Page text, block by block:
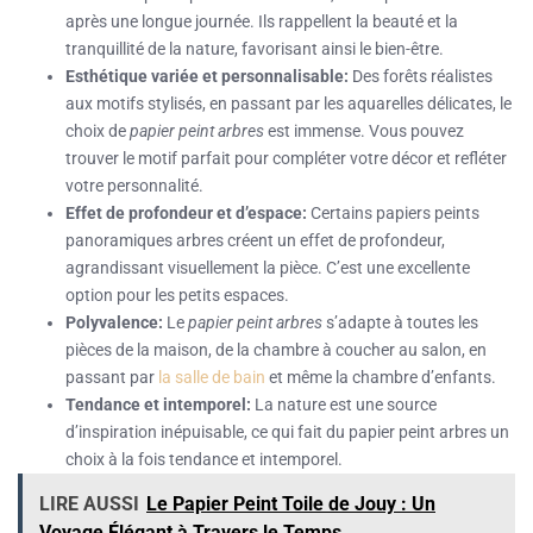
après une longue journée. Ils rappellent la beauté et la
tranquillité de la nature, favorisant ainsi le bien-être.
Esthétique variée et personnalisable: Des forêts réalistes
aux motifs stylisés, en passant par les aquarelles délicates, le
choix depapier peint arbresest immense. Vous pouvez
trouver le motif parfait pour compléter votre décor et refléter
votre personnalité.
Effet de profondeur et d’espace: Certains papiers peints
panoramiques arbres créent un effet de profondeur,
agrandissant visuellement la pièce. C’est une excellente
option pour les petits espaces.
Polyvalence: Lepapier peint arbres s’adapte à toutes les
pièces de la maison, de la chambre à coucher au salon, en
passant par la salle de bain et même la chambre d’enfants.
Tendance et intemporel: La nature est une source
d’inspiration inépuisable, ce qui fait du papier peint arbres un
choix à la fois tendance et intemporel.
LIRE AUSSI Le Papier Peint Toile de Jouy : Un